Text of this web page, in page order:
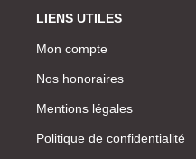
LIENS UTILES
Mon compte
Nos honoraires
Mentions légales
Politique de confidentialité